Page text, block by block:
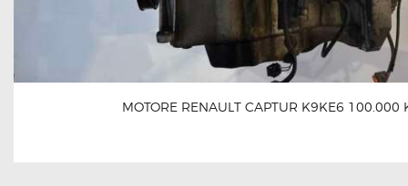
MOTORE RENAULT CAPTUR K9KE6 100.000